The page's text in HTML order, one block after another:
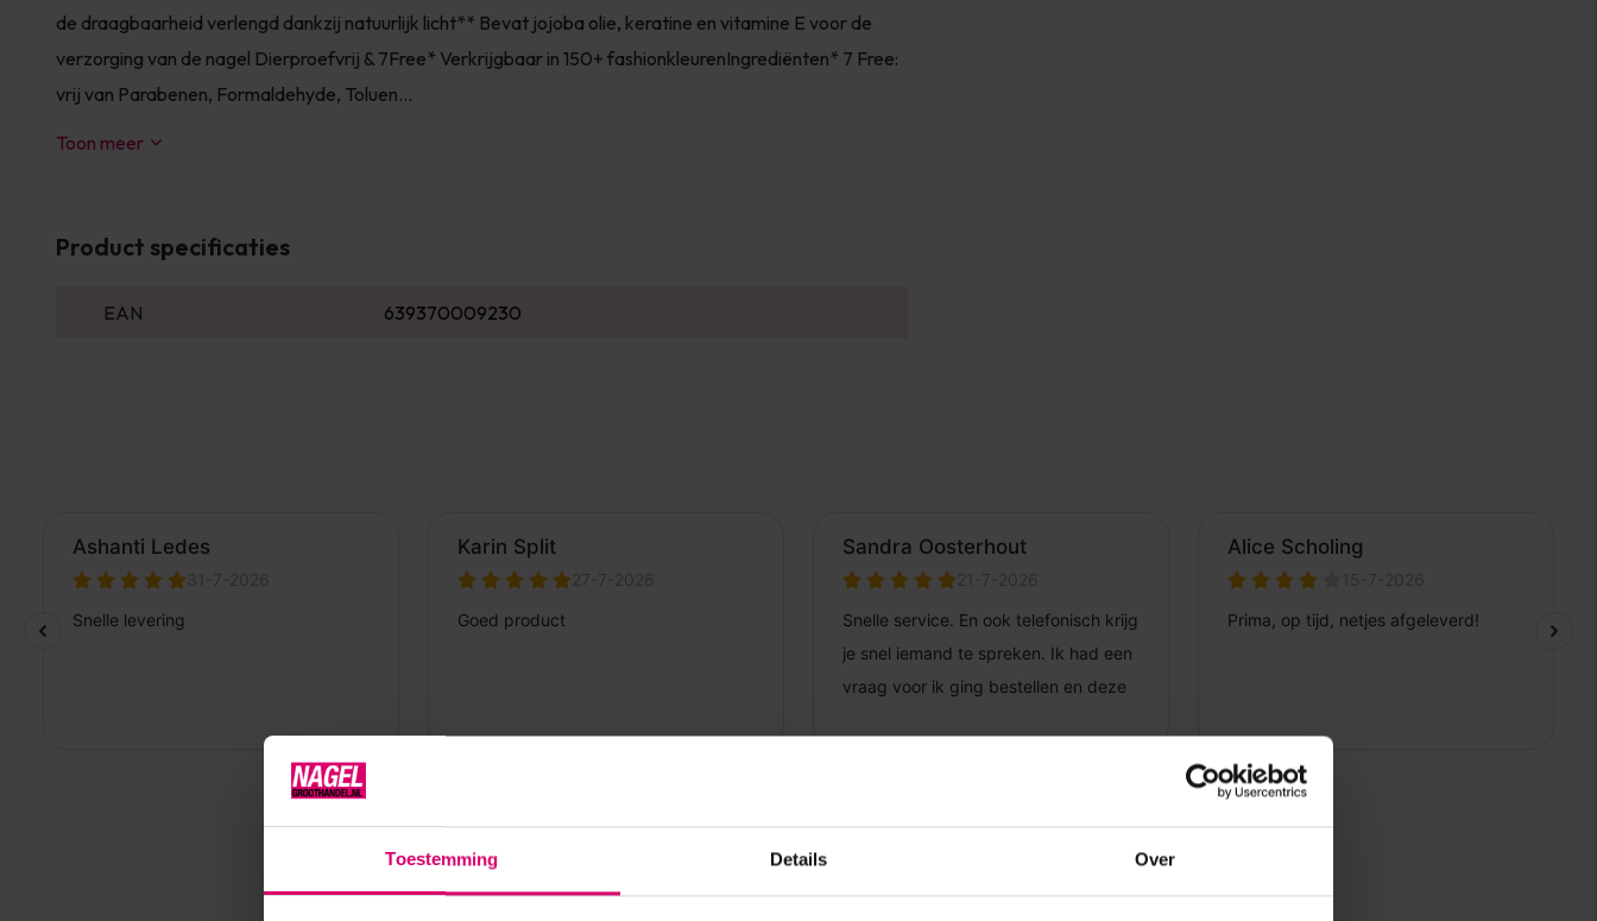
Toestemming Details Over
de draagbaarheid verlengd dankzij natuurlijk licht** Bevat jojoba olie, keratine en vitamine E voor de
verzorging van de nagel Dierproefvrij & 7Free* Verkrijgbaar in 150+ fashionkleurenIngrediënten* 7 Free:
vrij van Parabenen, Formaldehyde, Toluen...
Toon meer
Product specificaties
EAN 639370009230